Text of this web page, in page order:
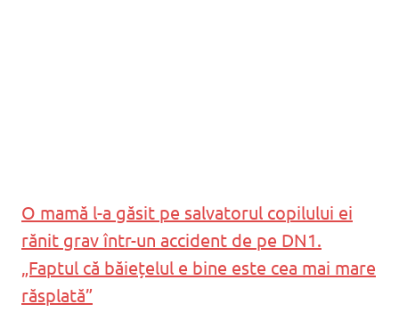
O mamă l-a găsit pe salvatorul copilului ei
rănit grav într-un accident de pe DN1.
„Faptul că băiețelul e bine este cea mai mare
răsplată”